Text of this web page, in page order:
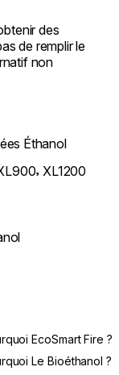
des
de remplir le
non
Éthanol
, XL1200
EcoSmart Fire ?
Le Bioéthanol ?